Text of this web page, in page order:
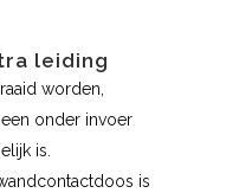
leiding
worden,
onder invoer
is.
is